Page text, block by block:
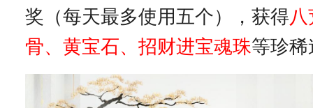
奖（每天最多使用五个），获得
骨、黄宝石、招财进宝魂珠等珍